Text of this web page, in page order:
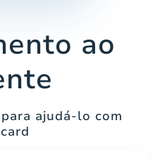
ao
ajudá-lo com